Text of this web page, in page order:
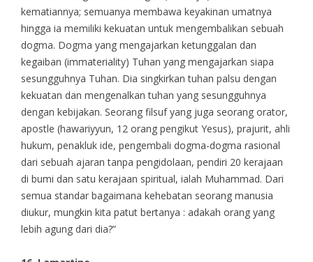
kematiannya; semuanya membawa keyakinan umatnya
hingga ia memiliki kekuatan untuk mengembalikan sebuah
dogma. Dogma yang mengajarkan ketunggalan dan
kegaiban (immateriality) Tuhan yang mengajarkan siapa
sesungguhnya Tuhan. Dia singkirkan tuhan palsu dengan
kekuatan dan mengenalkan tuhan yang sesungguhnya
dengan kebijakan. Seorang filsuf yang juga seorang orator,
apostle (hawariyyun, 12 orang pengikut Yesus), prajurit, ahli
hukum, penakluk ide, pengembali dogma-dogma rasional
dari sebuah ajaran tanpa pengidolaan, pendiri 20 kerajaan
di bumi dan satu kerajaan spiritual, ialah Muhammad. Dari
semua standar bagaimana kehebatan seorang manusia
diukur, mungkin kita patut bertanya : adakah orang yang
lebih agung dari dia?”